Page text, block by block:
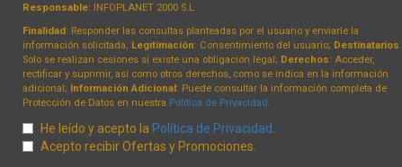
Responsable: INFOPLANET 2000 S.L
Finalidad: Responder las consultas planteadas por el usuario y enviarle la
información solicitada; Legitimación: Consentimiento del usuario; Destinatarios:
Solo se realizan cesiones si existe una obligación legal; Derechos: Acceder,
rectificar y suprimir, así como otros derechos, como se indica en la información
adicional; Información Adicional: Puede consultar la información completa de
Protección de Datos en nuestra Política de Privacidad.
He leído y acepto la Política de Privacidad
Acepto recibir Ofertas y Promociones.